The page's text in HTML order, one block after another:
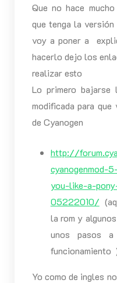
Que no hace
que tenga la versión
voy a poner a
hacerlo dejo los
realizar esto
Lo primero bajarse
modificada para
de Cyanogen
http://
cyanogenmod-
you-like-a-
05222010/
la rom y
unos pasos
funcionamiento
Yo como de ingles